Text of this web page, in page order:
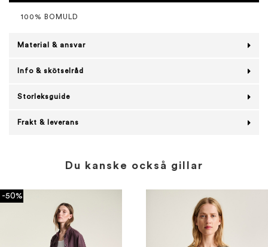
100% BOMULD
Material & ansvar
Info & skötselråd
Storleksguide
Frakt & leverans
Du kanske också gillar
-50%